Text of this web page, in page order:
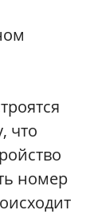
что
номер